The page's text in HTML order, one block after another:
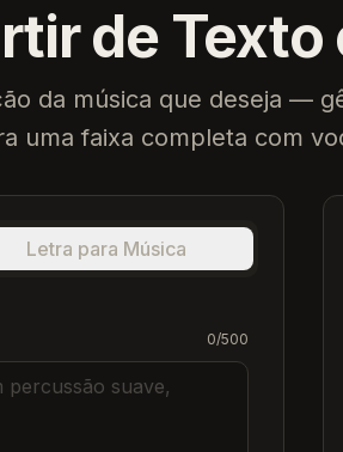
de Texto
da música que deseja —
uma faixa completa com
Letra para Música
0/500